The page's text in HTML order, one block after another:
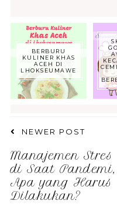
BERBURU
KULINER KHAS
ACEH DI
LHOKSEUMAWE
NEWER POST
Manajemen Stres
di Saat Pandemi,
Apa yang Harus
Dilakukan?